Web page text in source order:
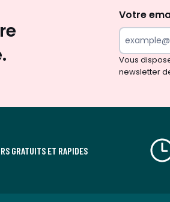
et
de
Votre
Vous
newsletter
GRATUITS ET RAPIDES